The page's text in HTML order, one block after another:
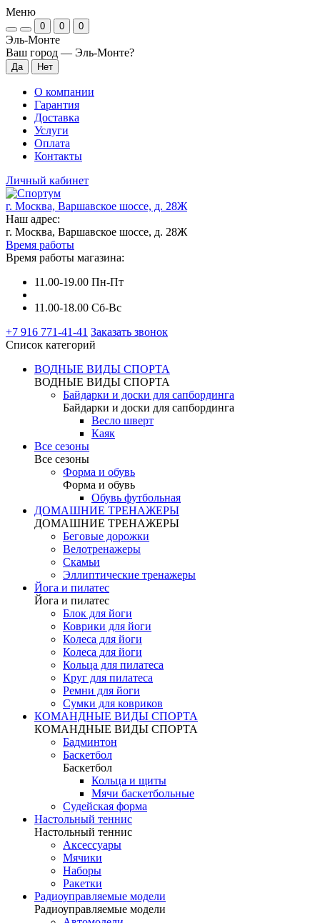
Меню
0 0 0
Эль-Монте
Ваш город — Эль-Монте?
О компании
Гарантия
Доставка
Услуги
Оплата
Контакты
Личный кабинет
г. Москва, Варшавское шоссе, д. 28Ж
Наш адрес:
г. Москва, Варшавское шоссе, д. 28Ж
Время работы
Время работы магазина:
11.00-19.00 Пн-Пт
11.00-18.00 Сб-Вс
+7 916 771-41-41 Заказать звонок
Список категорий
ВОДНЫЕ ВИДЫ СПОРТА
ВОДНЫЕ ВИДЫ СПОРТА
Байдарки и доски для сапбординга
Байдарки и доски для сапбординга
Весло шверт
Каяк
Все сезоны
Все сезоны
Форма и обувь
Форма и обувь
Обувь футбольная
ДОМАШНИЕ ТРЕНАЖЕРЫ
ДОМАШНИЕ ТРЕНАЖЕРЫ
Беговые дорожки
Велотренажеры
Скамьи
Эллиптические тренажеры
Йога и пилатес
Йога и пилатес
Блок для йоги
Коврики для йоги
Колеса для йоги
Колеса для йоги
Кольца для пилатеса
Круг для пилатеса
Ремни для йоги
Сумки для ковриков
КОМАНДНЫЕ ВИДЫ СПОРТА
КОМАНДНЫЕ ВИДЫ СПОРТА
Бадминтон
Баскетбол
Баскетбол
Кольца и щиты
Мячи баскетбольные
Судейская форма
Настольный теннис
Настольный теннис
Аксессуары
Мячики
Наборы
Ракетки
Радиоуправляемые модели
Радиоуправляемые модели